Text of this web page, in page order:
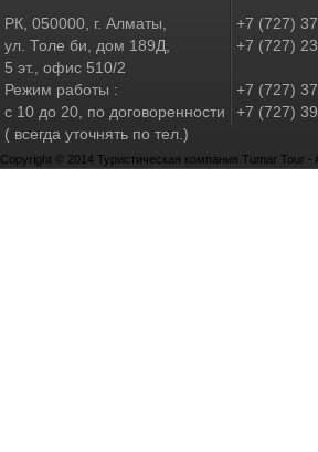
РК, 050000, г. Алматы,
ул. Толе би, дом 189Д,
5 эт., офис 510/2
Режим работы :
с 10 до 20, по договоренности
( всегда уточнять по тел.)
+7 (727)
+7 (727)
+7 (727)
+7 (727)
Copyright © 2014 Туристическая компания Tumar Tour -